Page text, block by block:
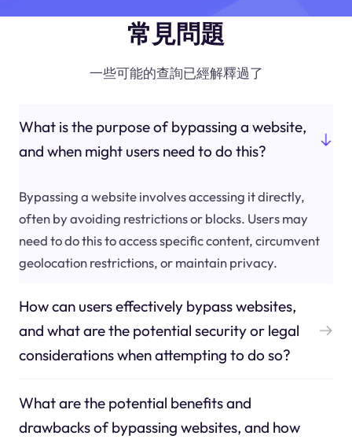
常見問題
一些可能的查詢已經解釋過了
What is the purpose of bypassing a website,
and when might users need to do this?
Bypassing a website involves accessing it directly,
often by avoiding restrictions or blocks. Users may
need to do this to access specific content, circumvent
geolocation restrictions, or maintain privacy.
How can users effectively bypass websites,
and what are the potential security or legal
considerations when attempting to do so?
What are the potential benefits and
drawbacks of bypassing websites, and how